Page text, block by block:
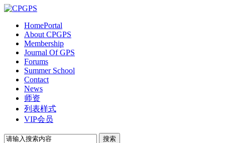
HomePortal
About CPGPS
Membership
Journal Of GPS
Forums
Summer School
Contact
News
师资
列表样式
VIP会员
搜索